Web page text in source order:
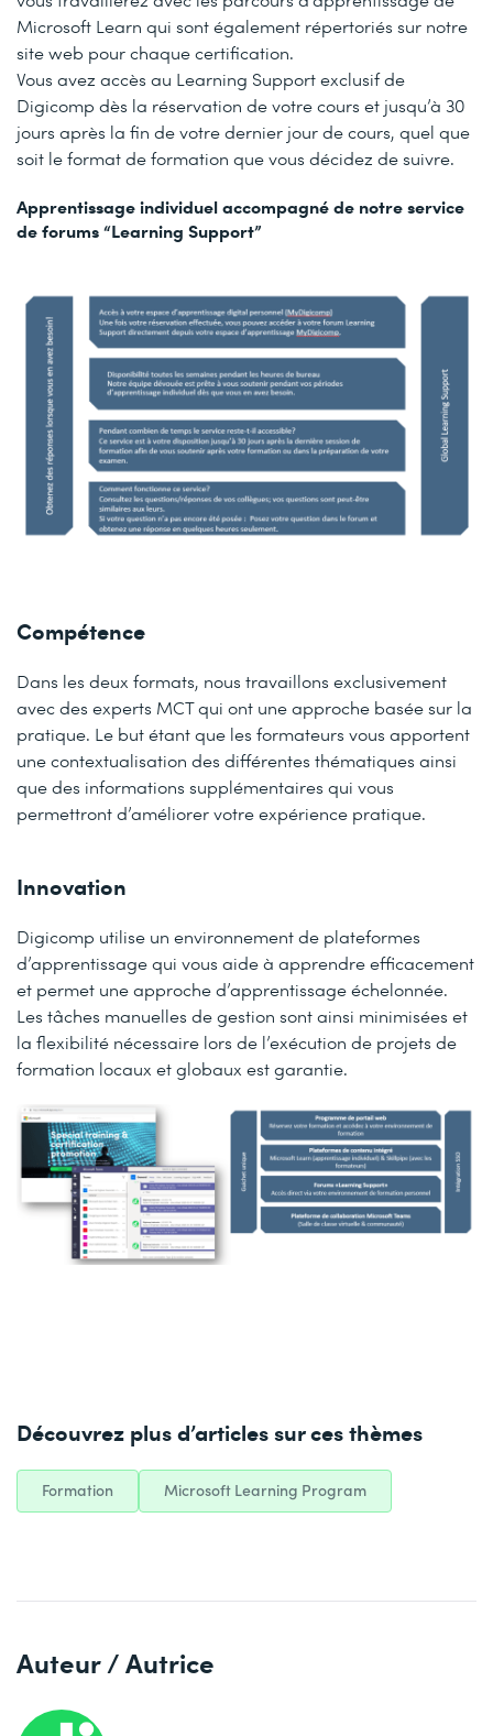
Microsoft Learn qui sont également répertoriés sur notre
site web pour chaque certification.
Vous avez accès au Learning Support exclusif de
Digicomp dès la réservation de votre cours et jusqu’à 30
jours après la fin de votre dernier jour de cours, quel que
soit le format de formation que vous décidez de suivre.
Apprentissage individuel accompagné de notre service
de forums “Learning Support”
Compétence
Dans les deux formats, nous travaillons exclusivement
avec des experts MCT qui ont une approche basée sur la
pratique. Le but étant que les formateurs vous apportent
une contextualisation des différentes thématiques ainsi
que des informations supplémentaires qui vous
permettront d’améliorer votre expérience pratique.
Innovation
Digicomp utilise un environnement de plateformes
d’apprentissage qui vous aide à apprendre efficacement
et permet une approche d’apprentissage échelonnée.
Les tâches manuelles de gestion sont ainsi minimisées et
la flexibilité nécessaire lors de l’exécution de projets de
formation locaux et globaux est garantie.
Découvrez plus d’articles sur ces thèmes
Formation Microsoft Learning Program
Auteur / Autrice